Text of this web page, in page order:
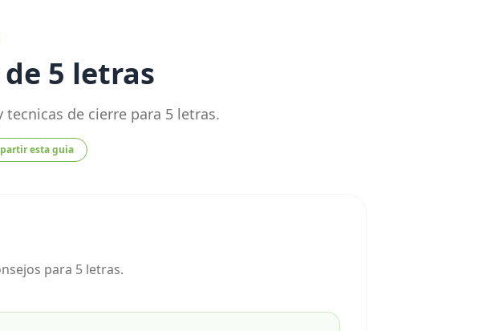
5 letras
de cierre para 5 letras.
esta guia
para 5 letras.